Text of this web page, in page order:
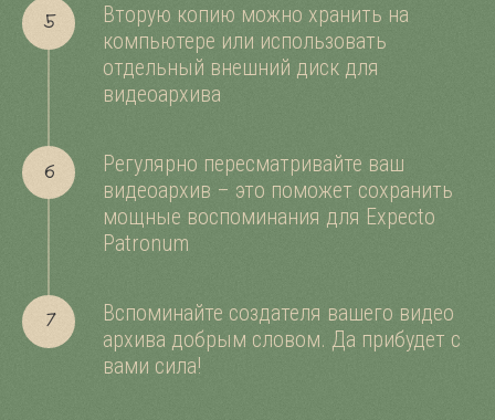
Вторую копию можно хранить на
компьютере или использовать
отдельный внешний диск для
видеоархива
Регулярно пересматривайте ваш
видеоархив – это поможет сохранить
мощные воспоминания для Expecto
Patronum
Вспоминайте создателя вашего видео
архива добрым словом. Да прибудет с
вами сила!